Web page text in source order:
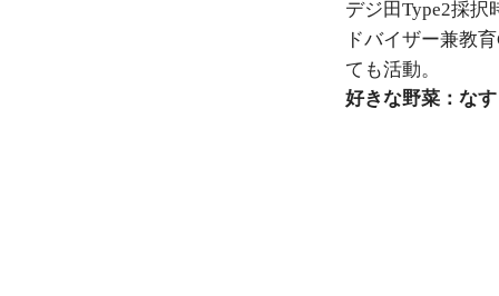
デジ田Type2採
ドバイザー兼教
ても活動。
好きな野菜：な